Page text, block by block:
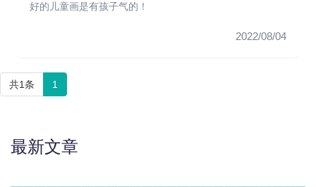
好的儿童画是有孩子气的！
2022/08/04
共1条 1
最新文章